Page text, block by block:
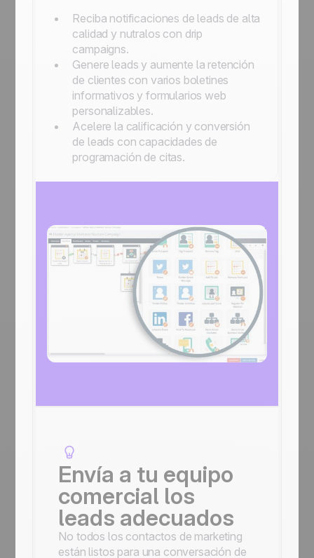
Reciba notificaciones de leads de alta
calidad y nutralos con drip
campaigns.
Genere leads y aumente la retención
de clientes con varios boletines
informativos y formularios web
personalizables.
Acelere la calificación y conversión
de leads con capacidades de
programación de citas.
Envía a tu equipo
comercial los
leads adecuados
No todos los contactos de marketing
están listos para una conversación de